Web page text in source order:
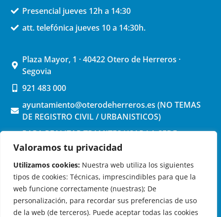
Valoramos tu privacidad
Utilizamos cookies: Nuestra web utiliza los siguientes
tipos de cookies: Técnicas, imprescindibles para que la
web funcione correctamente (nuestras); De
personalización, para recordar sus preferencias de uso
de la web (de terceros). Puede aceptar todas las cookies
Presencial jueves 12h a 14:30
att. telefónica jueves 10 a 14:30h.
Plaza Mayor, 1 · 40422 Otero de Herreros ·
Segovia
921 483 000
ayuntamiento@oterodeherreros.es (NO TEMAS
DE REGISTRO CIVIL / URBANISTICOS)
PARA REALIZAR TRAMITES USAR LA SEDE
ELECTRONICA (pinchar aquí)